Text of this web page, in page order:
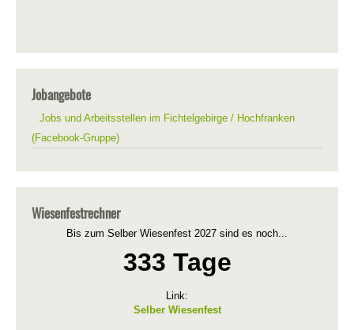
Jobangebote
Jobs und Arbeitsstellen im Fichtelgebirge / Hochfranken
(Facebook-Gruppe)
Wiesenfestrechner
Bis zum Selber Wiesenfest 2027 sind es noch...
333 Tage
Link:
Selber Wiesenfest